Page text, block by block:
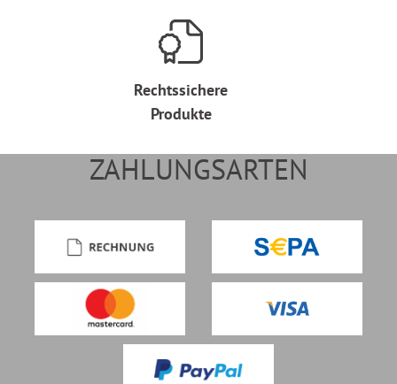
Rechtssichere
Produkte
ZAHLUNGSARTEN